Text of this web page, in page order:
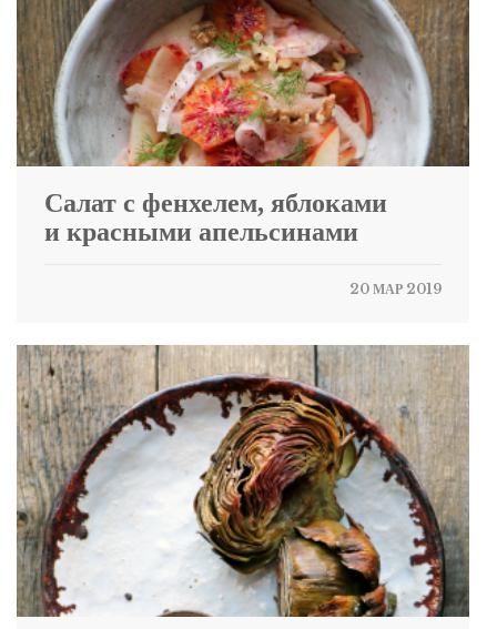
Салат с фенхелем, яблоками
и красными апельсинами
20 МАР 2019